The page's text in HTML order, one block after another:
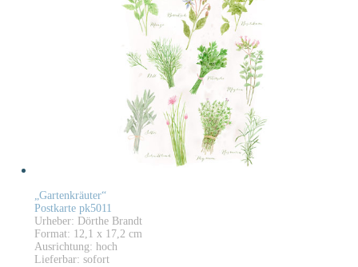
„Gartenkräuter“
Postkarte pk5011
Urheber: Dörthe Brandt
Format: 12,1 x 17,2 cm
Ausrichtung: hoch
Lieferbar: sofort